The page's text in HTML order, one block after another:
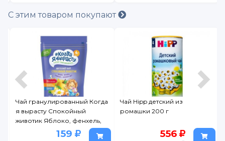
С этим товаром покупают
Чай гранулированный Когда
я вырасту Спокойный
животик Яблоко, фенхель,
ромашка, липовый цвет 85г
159
Чай Hipp детский из
ромашки 200 г
556